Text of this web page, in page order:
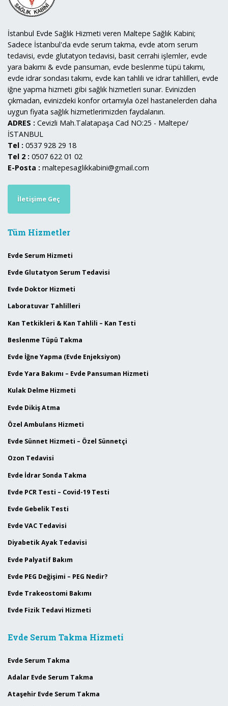
İstanbul Evde Sağlık Hizmeti veren Maltepe Sağlık Kabini;
Sadece İstanbul'da evde serum takma, evde atom serum
tedavisi, evde glutatyon tedavisi, basit cerrahi işlemler, evde
yara bakımı & evde pansuman, evde beslenme tüpü takımı,
evde idrar sondası takımı, evde kan tahlili ve idrar tahlilleri, evde
iğne yapma hizmeti gibi sağlık hizmetleri sunar. Evinizden
çıkmadan, evinizdeki konfor ortamıyla özel hastanelerden daha
uygun fiyata sağlık hizmetlerimizden faydalanın.
ADRES : Cevizli Mah.Talatapaşa Cad NO:25 - Maltepe/
İSTANBUL
Tel : 0537 928 29 18
Tel 2 : 0507 622 01 02
E-Posta : maltepesaglikkabini@gmail.com
İletişime Geç
Tüm Hizmetler
Evde Serum Hizmeti
Evde Glutatyon Serum Tedavisi
Evde Doktor Hizmeti
Laboratuvar Tahlilleri
Kan Tetkikleri & Kan Tahlili – Kan Testi
Beslenme Tüpü Takma
Evde İğne Yapma (Evde Enjeksiyon)
Evde Yara Bakımı – Evde Pansuman Hizmeti
Kulak Delme Hizmeti
Evde Dikiş Atma
Özel Ambulans Hizmeti
Evde Sünnet Hizmeti – Özel Sünnetçi
Ozon Tedavisi
Evde İdrar Sonda Takma
Evde PCR Testi – Covid-19 Testi
Evde Gebelik Testi
Evde VAC Tedavisi
Diyabetik Ayak Tedavisi
Evde Palyatif Bakım
Evde PEG Değişimi – PEG Nedir?
Evde Trakeostomi Bakımı
Evde Fizik Tedavi Hizmeti
Evde Serum Takma Hizmeti
Evde Serum Takma
Adalar Evde Serum Takma
Ataşehir Evde Serum Takma